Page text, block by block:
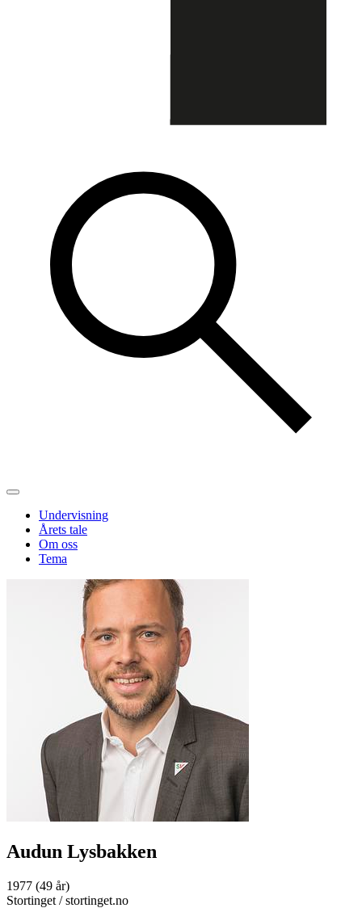
Undervisning
Årets tale
Om oss
Tema
Audun Lysbakken
1977 (49 år)
Stortinget / stortinget.no